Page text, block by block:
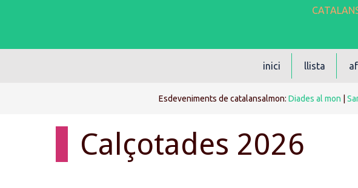
inici llista
Esdeveniments de catalansalmon: Diades al mon
Calçotades 2026